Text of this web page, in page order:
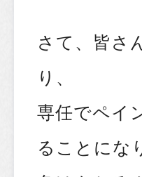
さて、皆さ
り、
専任でペイ
ることにな